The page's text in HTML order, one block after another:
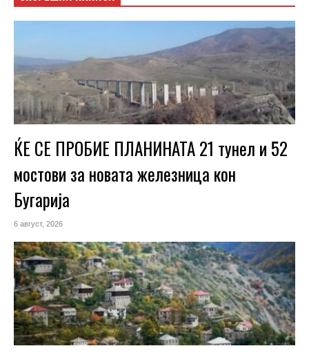
ЌЕ СЕ ПРОБИЕ ПЛАНИНАТА 21 тунел и 52
мостови за новата железница кон
Бугарија
6 август, 2026